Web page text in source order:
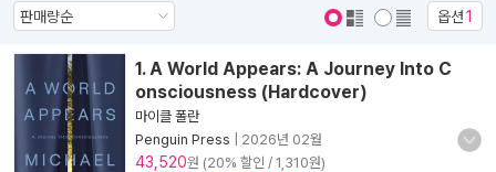
옵션1
1. A World Appears: A Journey Into C
onsciousness (Hardcover)
마이클 폴란
Penguin Press
2026년 02월
43,520원 (20% 할인 / 1,310원)